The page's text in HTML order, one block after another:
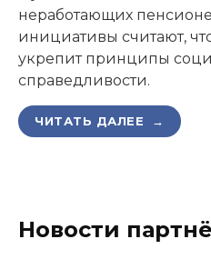
неработающих
инициативы считают,
укрепит принципы
справедливости.
ЧИТАТЬ ДАЛЕЕ →
Новости